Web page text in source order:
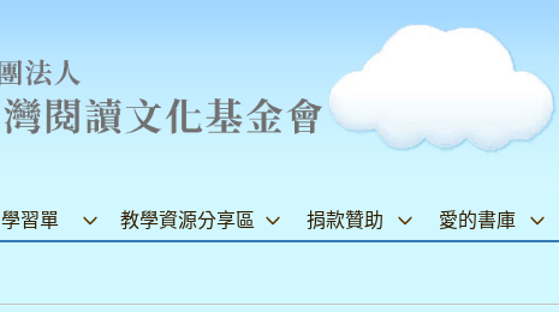
學習單 教學資源分享區 捐款贊助 愛的書庫